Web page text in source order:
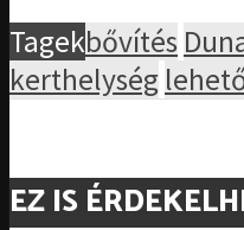
Tagekbővítés
kerthelység
EZ IS